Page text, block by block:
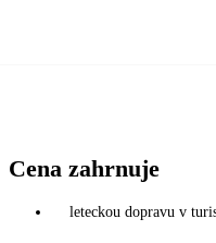
Cena zahrnuje
leteckou dopravu v